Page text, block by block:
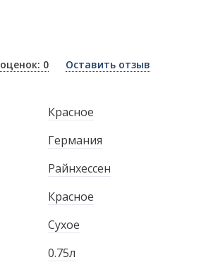
оценок: 0 Оставить отзыв
Красное
Германия
Райнхессен
Красное
Сухое
0.75л